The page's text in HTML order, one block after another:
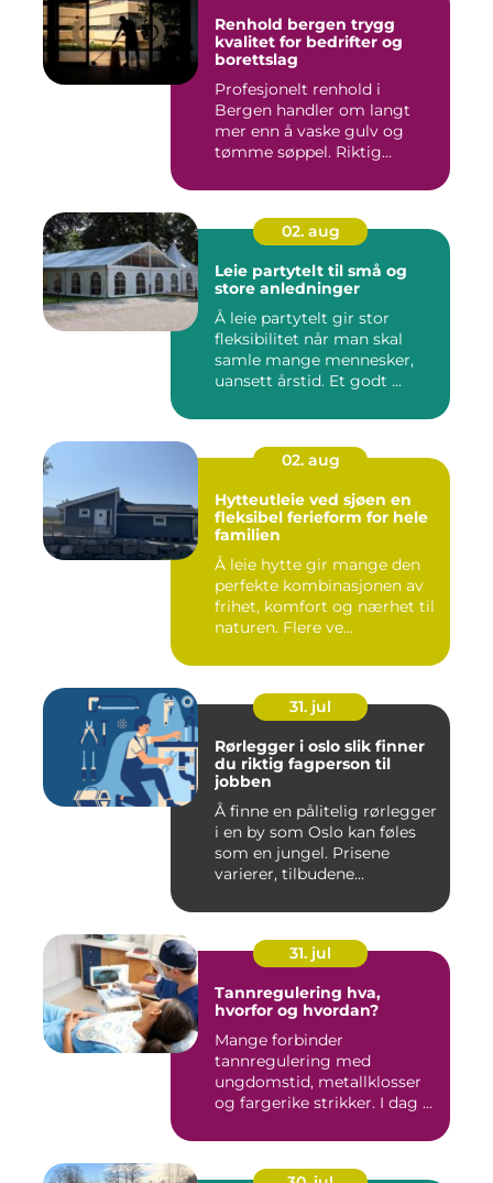
Renhold bergen trygg
kvalitet for bedrifter og
borettslag
Profesjonelt renhold i
Bergen handler om langt
mer enn å vaske gulv og
tømme søppel. Riktig
02. aug
Leie partytelt til små og
store anledninger
Å leie partytelt gir stor
fleksibilitet når man skal
samle mange mennesker,
uansett årstid. Et godt ...
02. aug
Hytteutleie ved sjøen en
fleksibel ferieform for hele
familien
Å leie hytte gir mange den
perfekte kombinasjonen av
frihet, komfort og nærhet til
naturen. Flere ve...
31. jul
Rørlegger i oslo slik finner
du riktig fagperson til
jobben
Å finne en pålitelig rørlegger
i en by som Oslo kan føles
som en jungel. Prisene
varierer, tilbudene...
31. jul
Tannregulering hva,
hvorfor og hvordan?
Mange forbinder
tannregulering med
ungdomstid, metallklosser
og fargerike strikker. I dag er